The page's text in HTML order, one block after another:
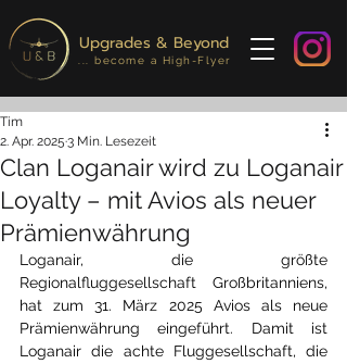
Upgrades & Beyond
... become a High-Flyer
Clan Loganair wird zu Loganair
Loyalty – mit Avios als neuer
Prämienwährung
Tim
2. Apr. 2025 3 Min. Lesezeit
Loganair, die größte
Regionalfluggesellschaft Großbritanniens,
hat zum 31. März 2025 Avios als neue
Prämienwährung eingeführt. Damit ist
Loganair die achte Fluggesellschaft, die